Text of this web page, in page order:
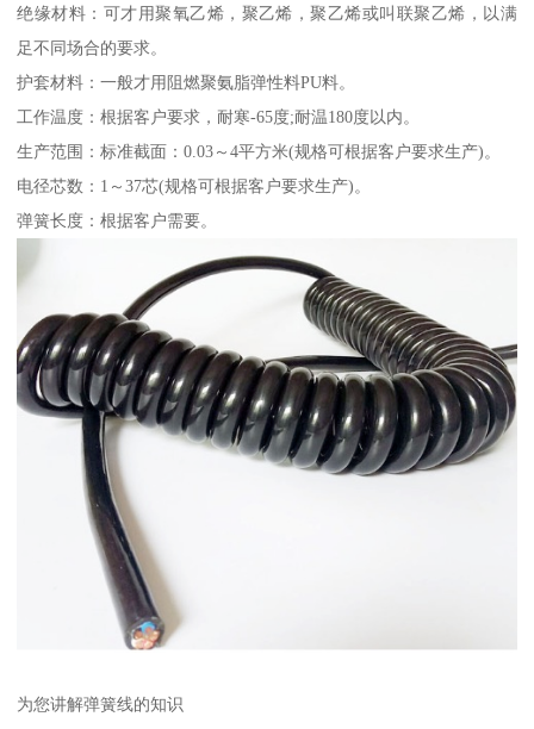
绝缘材料：可才用聚氧乙烯，聚乙烯，聚乙烯或叫联聚乙烯，以满
足不同场合的要求。
护套材料：一般才用阻燃聚氨脂弹性料PU料。
工作温度：根据客户要求，耐寒-65度;耐温180度以内。
生产范围：标准截面：0.03～4平方米(规格可根据客户要求生产)。
电径芯数：1～37芯(规格可根据客户要求生产)。
弹簧长度：根据客户需要。
为您讲解弹簧线的知识